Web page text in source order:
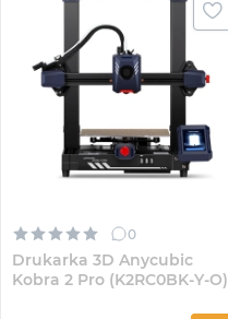
0
Drukarka 3D Anycubic
Kobra 2 Pro (K2RC0BK-Y-O)